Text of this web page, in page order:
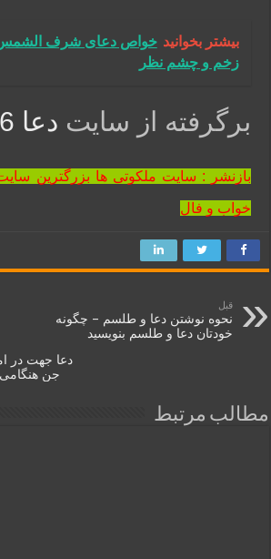
بیشتر بخوانید خواص دعای شرف
زخم و چشم نظر
برگرفته از سایت دعا 786
بازنشر : سایت ملکوتی ها بزرگترین
خواب و فال
قبل
نحوه نوشتن دعا و طلسم – چگونه
خودتان دعا و طلسم بنویسید
دعا جهت در
جن هنگامی
مطالب مرتبط